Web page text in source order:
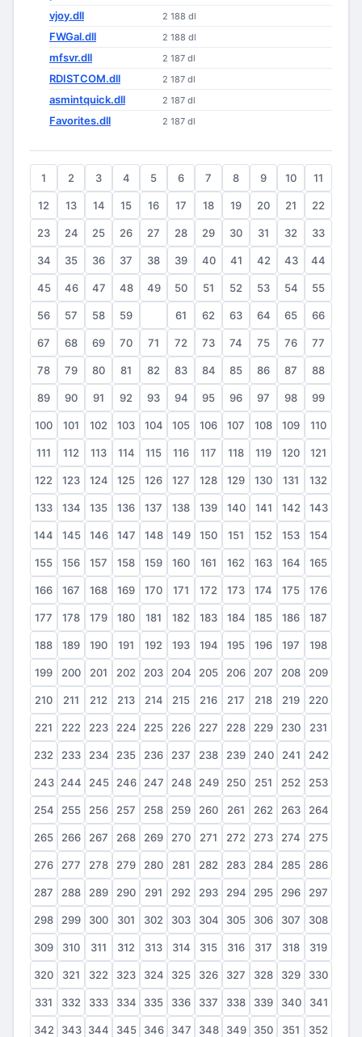
vjoy.dll 2 188 dl
FWGal.dll 2 188 dl
mfsvr.dll 2 187 dl
RDISTCOM.dll 2 187 dl
asmintquick.dll 2 187 dl
Favorites.dll 2 187 dl
1 2 3 4 5 6 7 8 9 10 11
12 13 14 15 16 17 18 19 20 21 22
23 24 25 26 27 28 29 30 31 32 33
34 35 36 37 38 39 40 41 42 43 44
45 46 47 48 49 50 51 52 53 54 55
56 57 58 59 61 62 63 64 65 66
67 68 69 70 71 72 73 74 75 76 77
78 79 80 81 82 83 84 85 86 87 88
89 90 91 92 93 94 95 96 97 98 99
100 101 102 103 104 105 106 107 108 109 110
111 112 113 114 115 116 117 118 119 120 121
122 123 124 125 126 127 128 129 130 131 132
133 134 135 136 137 138 139 140 141 142 143
144 145 146 147 148 149 150 151 152 153 154
155 156 157 158 159 160 161 162 163 164 165
166 167 168 169 170 171 172 173 174 175 176
177 178 179 180 181 182 183 184 185 186 187
188 189 190 191 192 193 194 195 196 197 198
199 200 201 202 203 204 205 206 207 208 209
210 211 212 213 214 215 216 217 218 219 220
221 222 223 224 225 226 227 228 229 230 231
232 233 234 235 236 237 238 239 240 241 242
243 244 245 246 247 248 249 250 251 252 253
254 255 256 257 258 259 260 261 262 263 264
265 266 267 268 269 270 271 272 273 274 275
276 277 278 279 280 281 282 283 284 285 286
287 288 289 290 291 292 293 294 295 296 297
298 299 300 301 302 303 304 305 306 307 308
309 310 311 312 313 314 315 316 317 318 319
320 321 322 323 324 325 326 327 328 329 330
331 332 333 334 335 336 337 338 339 340 341
342 343 344 345 346 347 348 349 350 351 352